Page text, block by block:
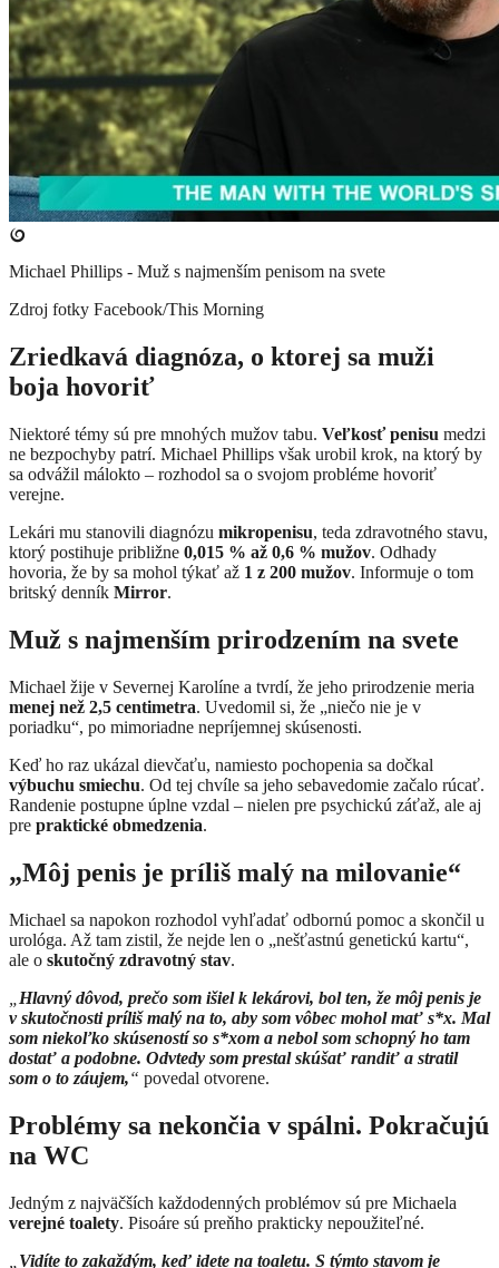
Michael Phillips - Muž s najmenším penisom na svete
Zdroj fotky Facebook/This Morning
Zriedkavá diagnóza, o ktorej sa muži
boja hovoriť
Niektoré témy sú pre mnohých mužov tabu. Veľkosť penisu medzi
ne bezpochyby patrí. Michael Phillips však urobil krok, na ktorý by
sa odvážil málokto – rozhodol sa o svojom probléme hovoriť
verejne.
Lekári mu stanovili diagnózu mikropenisu, teda zdravotného stavu,
ktorý postihuje približne 0,015 % až 0,6 % mužov. Odhady
hovoria, že by sa mohol týkať až 1 z 200 mužov. Informuje o tom
britský denník Mirror.
Muž s najmenším prirodzením na svete
Michael žije v Severnej Karolíne a tvrdí, že jeho prirodzenie meria
menej než 2,5 centimetra. Uvedomil si, že „niečo nie je v
poriadku“, po mimoriadne nepríjemnej skúsenosti.
Keď ho raz ukázal dievčaťu, namiesto pochopenia sa dočkal
výbuchu smiechu. Od tej chvíle sa jeho sebavedomie začalo rúcať.
Randenie postupne úplne vzdal – nielen pre psychickú záťaž, ale aj
pre praktické obmedzenia.
„Môj penis je príliš malý na milovanie“
Michael sa napokon rozhodol vyhľadať odbornú pomoc a skončil u
urológa. Až tam zistil, že nejde len o „nešťastnú genetickú kartu“,
ale o skutočný zdravotný stav.
Hlavný dôvod, prečo som išiel k lekárovi, bol ten, že môj penis je
v skutočnosti príliš malý na to, aby som vôbec mohol mať s*x. Mal
som niekoľko skúseností so s*xom a nebol som schopný ho tam
dostať a podobne. Odvtedy som prestal skúšať randiť a stratil
som o to záujem,“ povedal otvorene.
Problémy sa nekončia v spálni. Pokračujú
na WC
Jedným z najväčších každodenných problémov sú pre Michaela
verejné toalety. Pisoáre sú preňho prakticky nepoužiteľné.
Vidíte to zakaždým, keď idete na toaletu. S týmto stavom je